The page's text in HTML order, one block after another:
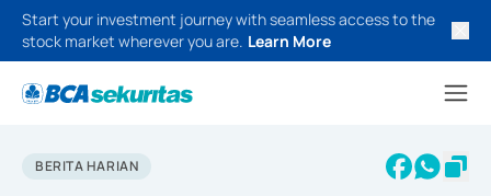
Start your investment journey with seamless access to the
stock market wherever you are. Learn More
BERITA HARIAN